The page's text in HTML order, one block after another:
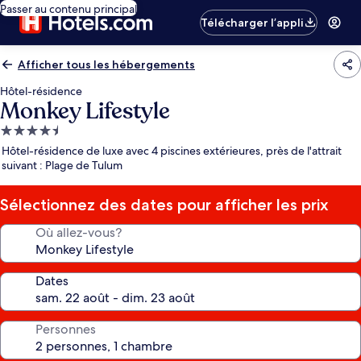
Passer au contenu principal
Télécharger l’appli
Afficher tous les hébergements
Hôtel-résidence
Monkey Lifestyle
Hébergement
4.5 étoiles
Hôtel-résidence de luxe avec 4 piscines extérieures, près de l'attrait
suivant : Plage de Tulum
Sélectionnez des dates pour afficher les prix
Où allez-vous?
Dates
Personnes